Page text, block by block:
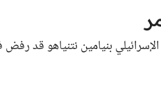
بنيامين نتنياهو قد رفض